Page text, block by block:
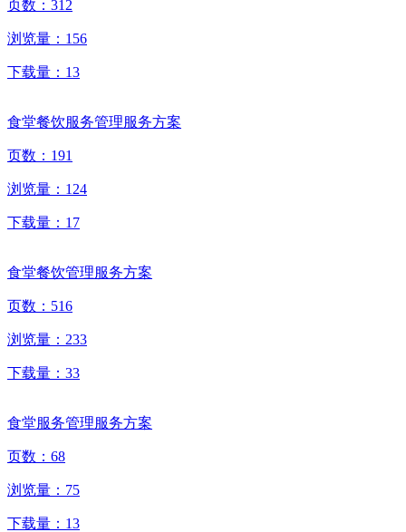
页数： 312
浏览量： 156
下载量： 13
食堂餐饮服务管理服务方案
页数： 191
浏览量： 124
下载量： 17
食堂餐饮管理服务方案
页数： 516
浏览量： 233
下载量： 33
食堂服务管理服务方案
页数： 68
浏览量： 75
下载量： 13